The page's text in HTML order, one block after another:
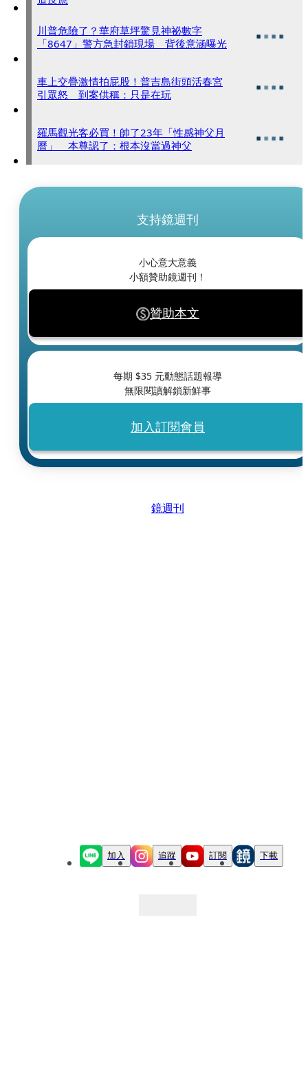
川普危險了？華府草坪驚見神祕數字
「8647」警方急封鎖現場 背後意涵曝光
車上交疊激情拍屁股！普吉島街頭活春宮
引眾怒 到案供稱：只是在玩
羅馬觀光客必買！帥了23年「性感神父月
曆」 本尊認了：根本沒當過神父
支持鏡週刊
小心意大意義
小額贊助鏡週刊！
贊助本文
每期 $35 元動態話題報導
無限閱讀解鎖新鮮事
加入訂閱會員
鏡週刊
加入 追蹤 訂閱 下載